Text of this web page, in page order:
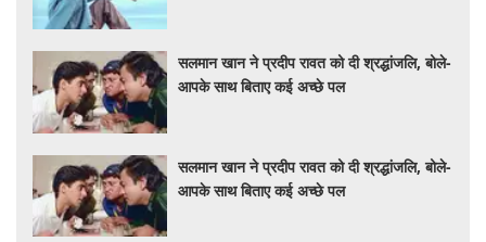
सलमान खान ने प्रदीप रावत को दी श्रद्धांजलि, बोले-
आपके साथ बिताए कई अच्छे पल
सलमान खान ने प्रदीप रावत को दी श्रद्धांजलि, बोले-
आपके साथ बिताए कई अच्छे पल